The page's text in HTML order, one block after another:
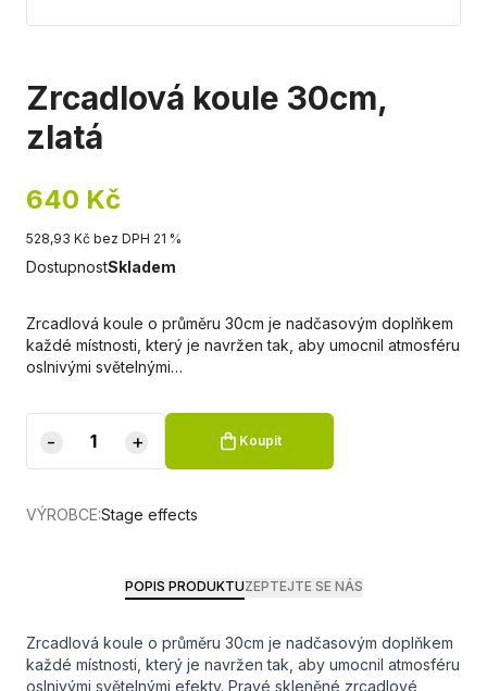
Zrcadlová koule 30cm,
zlatá
640 Kč
528,93 Kč bez DPH 21 %
DostupnostSkladem
Zrcadlová koule o průměru 30cm je nadčasovým doplňkem
každé místnosti, který je navržen tak, aby umocnil atmosféru
oslnivými světelnými…
- + Koupit
VÝROBCE:Stage effects
POPIS PRODUKTUZEPTEJTE SE NÁS
Zrcadlová koule o průměru 30cm je nadčasovým doplňkem
každé místnosti, který je navržen tak, aby umocnil atmosféru
oslnivými světelnými efekty. Pravé skleněné zrcadlové